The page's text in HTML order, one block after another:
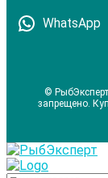
WhatsApp
©
запрещено.